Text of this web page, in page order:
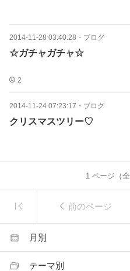
2014-11-28 03:40:28 ・ ブログ
☆ガチャガチャ☆
2
2014-11-24 07:23:17 ・ ブログ
クリスマスツリー♡
1ページ（全
前のページ
月別
テーマ別